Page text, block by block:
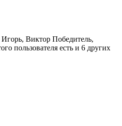
Игорь, Виктор Победитель,
пользователя есть и 6 других